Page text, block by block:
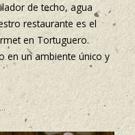
de techo, agua
restaurante es el
en Tortuguero.
en un ambiente único y